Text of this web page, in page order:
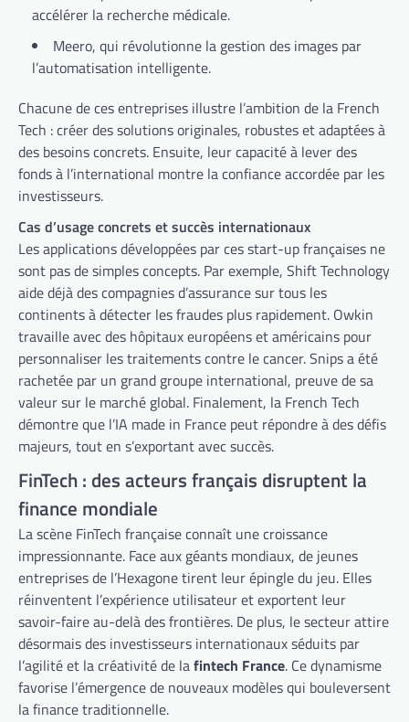
accélérer la recherche médicale.
Meero, qui révolutionne la gestion des images par
l’automatisation intelligente.
Chacune de ces entreprises illustre l’ambition de la French
Tech : créer des solutions originales, robustes et adaptées à
des besoins concrets. Ensuite, leur capacité à lever des
fonds à l’international montre la confiance accordée par les
investisseurs.
Cas d’usage concrets et succès internationaux
Les applications développées par ces start-up françaises ne
sont pas de simples concepts. Par exemple, Shift Technology
aide déjà des compagnies d’assurance sur tous les
continents à détecter les fraudes plus rapidement. Owkin
travaille avec des hôpitaux européens et américains pour
personnaliser les traitements contre le cancer. Snips a été
rachetée par un grand groupe international, preuve de sa
valeur sur le marché global. Finalement, la French Tech
démontre que l’IA made in France peut répondre à des défis
majeurs, tout en s’exportant avec succès.
FinTech : des acteurs français disruptent la
finance mondiale
La scène FinTech française connaît une croissance
impressionnante. Face aux géants mondiaux, de jeunes
entreprises de l’Hexagone tirent leur épingle du jeu. Elles
réinventent l’expérience utilisateur et exportent leur
savoir-faire au-delà des frontières. De plus, le secteur attire
désormais des investisseurs internationaux séduits par
l’agilité et la créativité de lafintech France. Ce dynamisme
favorise l’émergence de nouveaux modèles qui bouleversent
la finance traditionnelle.